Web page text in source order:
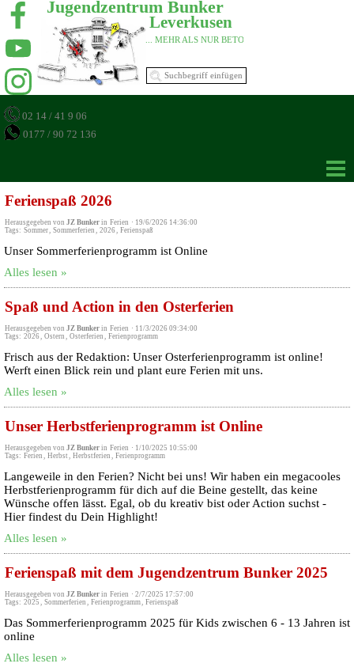
Jugendzentrum Bunker
... MEHR ALS NUR BETON
02 14 / 41 9 06
0177 / 90 72 136
Leverkusen
Ferienspaß 2026
Herausgegeben von JZ Bunker in Ferien · 19/6/2026 14:36:00
Tags: Sommer, Sommerferien , 2026 , Ferienspaß
Unser Sommerferienprogramm ist Online
Alles lesen »
Spaß und Action in den Osterferien
Herausgegeben von JZ Bunker in Ferien · 11/3/2026 09:34:00
Tags: 2026 , Ostern , Osterferien , Ferienprogramm
Frisch aus der Redaktion: Unser Osterferienprogramm ist online!
Werft einen Blick rein und plant eure Ferien mit uns.
Alles lesen »
Unser Herbstferienprogramm ist Online
Herausgegeben von JZ Bunker in Ferien · 1/10/2025 10:55:00
Tags: Ferien , Herbst , Herbstferien , Ferienprogramm
Langeweile in den Ferien? Nicht bei uns! Wir haben ein megacooles
Herbstferienprogramm für dich auf die Beine gestellt, das keine
Wünsche offen lässt. Egal, ob du kreativ bist oder Action suchst -
Hier findest du Dein Highlight!
Alles lesen »
Ferienspaß mit dem Jugendzentrum Bunker 2025
Herausgegeben von JZ Bunker in Ferien · 2/7/2025 17:57:00
Tags: 2025 , Sommerferien , Ferienprogramm, Ferienspaß
Das Sommerferienprogramm 2025 für Kids zwischen 6 - 13 Jahren ist
online
Alles lesen »